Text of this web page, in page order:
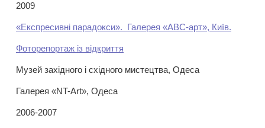
2009
«Експресивні парадокси». Галерея «АВС-арт», Київ.
Фоторепортаж із відкриття
Музей західного і східного мистецтва, Одеса
Галерея «NT-Art», Одеса
2006-2007